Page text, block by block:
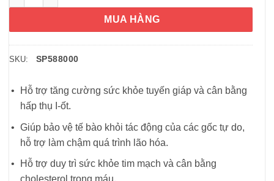
MUA HÀNG
SKU: SP588000
Hỗ trợ tăng cường sức khỏe tuyến giáp và cân bằng
hấp thụ I-ốt.
Giúp bảo vệ tế bào khỏi tác động của các gốc tự do,
hỗ trợ làm chậm quá trình lão hóa.
Hỗ trợ duy trì sức khỏe tim mạch và cân bằng